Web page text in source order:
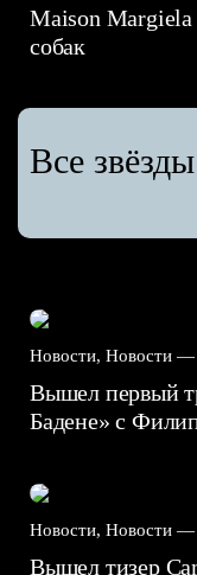
Maison Margiela
собак
Все
Новости, Новости —
Вышел первый
Бадене» с
Новости, Новости —
Вышел тизер